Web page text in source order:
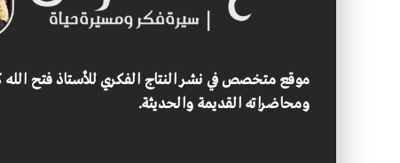
موقع متخصص في نشر النتاج الفكري للأستاذ فتح
ومحاضراته القديمة والحديثة.